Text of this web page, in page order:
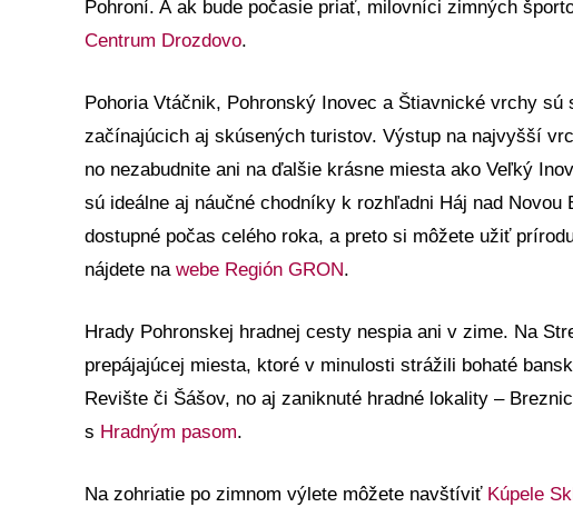
Pohroní. A ak bude počasie priať, milovníci zimných
Centrum Drozdovo.
Pohoria Vtáčnik, Pohronský Inovec a Štiavnické vrchy
začínajúcich aj skúsených turistov. Výstup na najvyšší
no nezabudnite ani na ďalšie krásne miesta ako Veľký
sú ideálne aj náučné chodníky k rozhľadni Háj nad
dostupné počas celého roka, a preto si môžete užiť
nájdete na webe Región GRON.
Hrady Pohronskej hradnej cesty nespia ani v zime. Na
prepájajúcej miesta, ktoré v minulosti strážili bohaté
Revište či Šášov, no aj zaniknuté hradné lokality –
s Hradným pasom.
Na zohriatie po zimnom výlete môžete navštíviť Kúpele